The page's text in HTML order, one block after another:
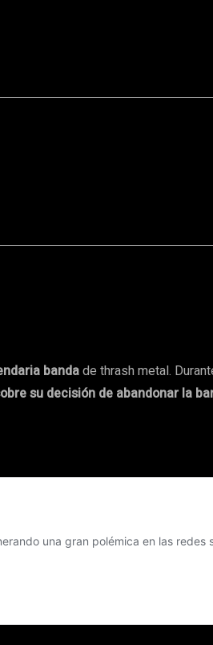
bandade thrash metal.
su decisión de abandonar la